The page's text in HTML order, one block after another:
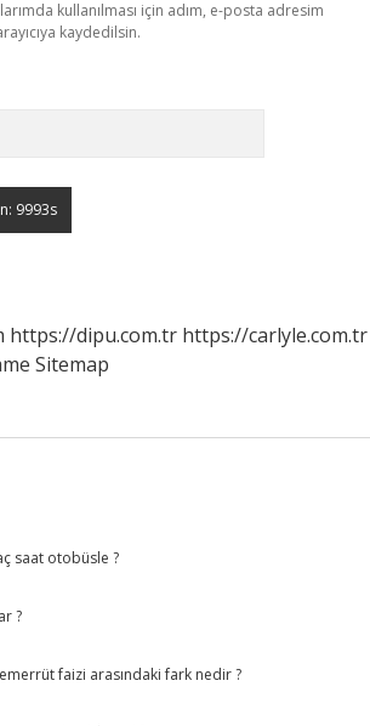
kullanılması için adım, e-posta adresim
kaydedilsin.
https://dipu.com.tr https://carlyle.com.tr
Sitemap
saat otobüsle ?
?
faizi arasındaki fark nedir ?